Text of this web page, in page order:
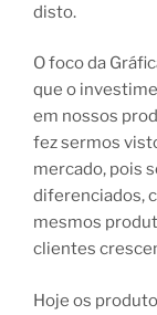
disto.
O foco da
que o
em nossos
fez sermos
mercado, pois
diferenciados,
mesmos
clientes
Hoje os